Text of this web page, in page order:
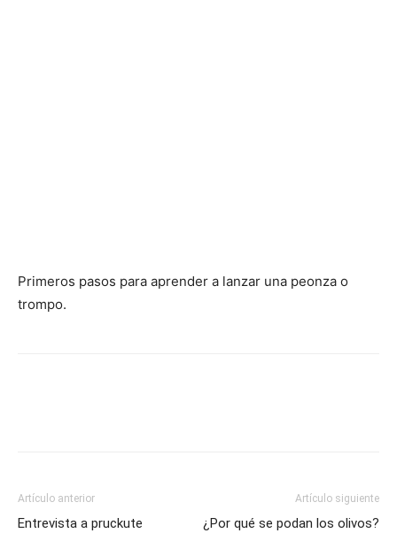
Primeros pasos para aprender a lanzar una peonza o
trompo.
Artículo anterior
Entrevista a pruckute
Artículo siguiente
¿Por qué se podan los olivos?